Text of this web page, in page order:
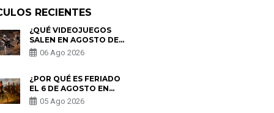
RECIENTES
¿QUÉ VIDEOJUEGOS
SALEN EN AGOSTO DE
2026? ESTOS SON LOS
ESTRENOS MÁS
06 Ago 2026
¿POR QUÉ ES FERIADO
EL 6 DE AGOSTO EN
PERÚ? ESTA ES LA
HISTORIA
05 Ago 2026